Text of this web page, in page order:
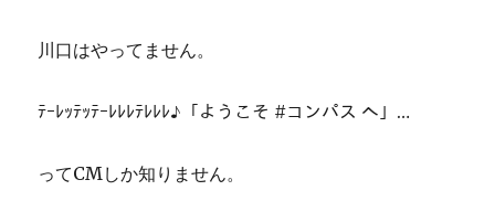
川口はやってません。
ﾃｰﾚｯﾃｯﾃｰﾚﾚﾚﾃﾚﾚﾚ♪「ようこそ #コンパス へ」…
ってCMしか知りません。